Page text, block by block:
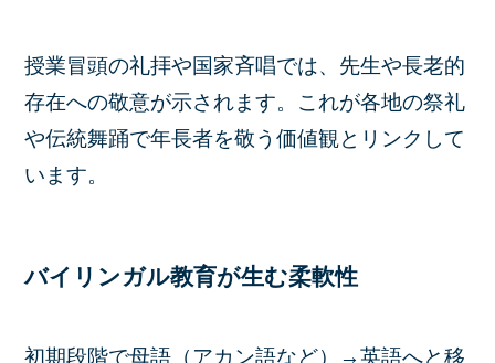
授業冒頭の礼拝や国家斉唱では、先生や長老的
存在への敬意が示されます。これが各地の祭礼
や伝統舞踊で年長者を敬う価値観とリンクして
います。
バイリンガル教育が生む柔軟性
初期段階で母語（アカン語など）→英語へと移